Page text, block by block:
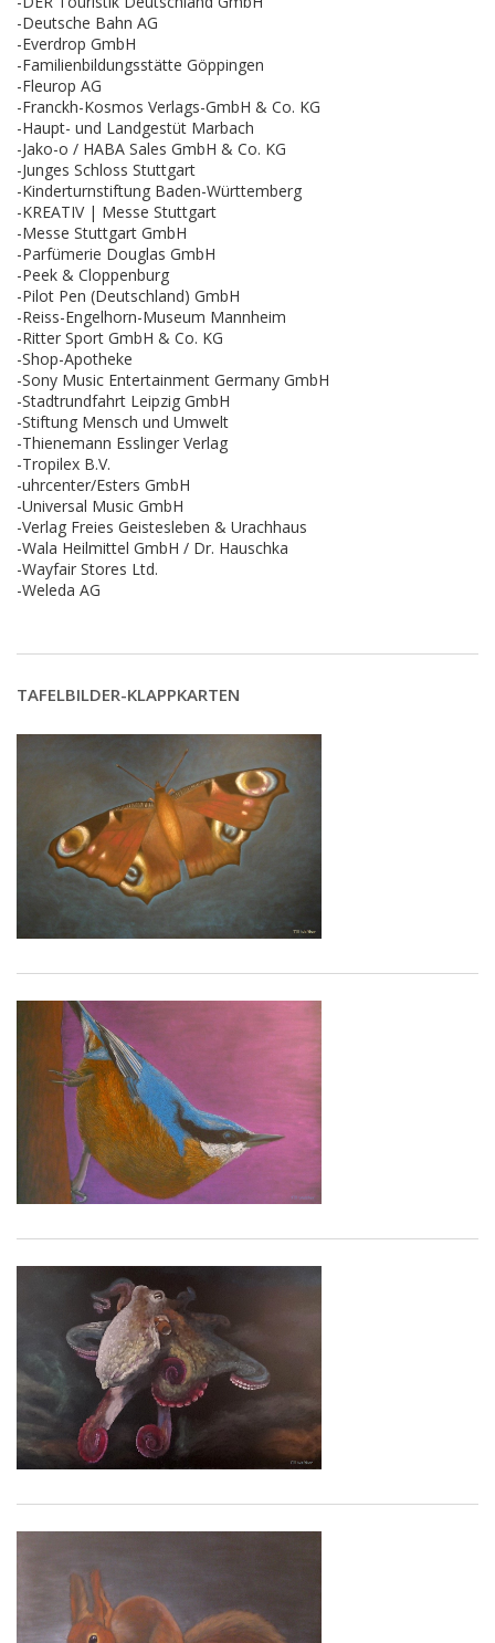
-Deutsche Bahn AG
-Everdrop GmbH
-Familienbildungsstätte Göppingen
-Fleurop AG
-Franckh-Kosmos Verlags-GmbH & Co. KG
-Haupt- und Landgestüt Marbach
-Jako-o / HABA Sales GmbH & Co. KG
-Junges Schloss Stuttgart
-Kinderturnstiftung Baden-Württemberg
-KREATIV | Messe Stuttgart
-Messe Stuttgart GmbH
-Parfümerie Douglas GmbH
-Peek & Cloppenburg
-Pilot Pen (Deutschland) GmbH
-Reiss-Engelhorn-Museum Mannheim
-Ritter Sport GmbH & Co. KG
-Shop-Apotheke
-Sony Music Entertainment Germany GmbH
-Stadtrundfahrt Leipzig GmbH
-Stiftung Mensch und Umwelt
-Thienemann Esslinger Verlag
-Tropilex B.V.
-uhrcenter/Esters GmbH
-Universal Music GmbH
-Verlag Freies Geistesleben & Urachhaus
-Wala Heilmittel GmbH / Dr. Hauschka
-Wayfair Stores Ltd.
-Weleda AG
TAFELBILDER-KLAPPKARTEN